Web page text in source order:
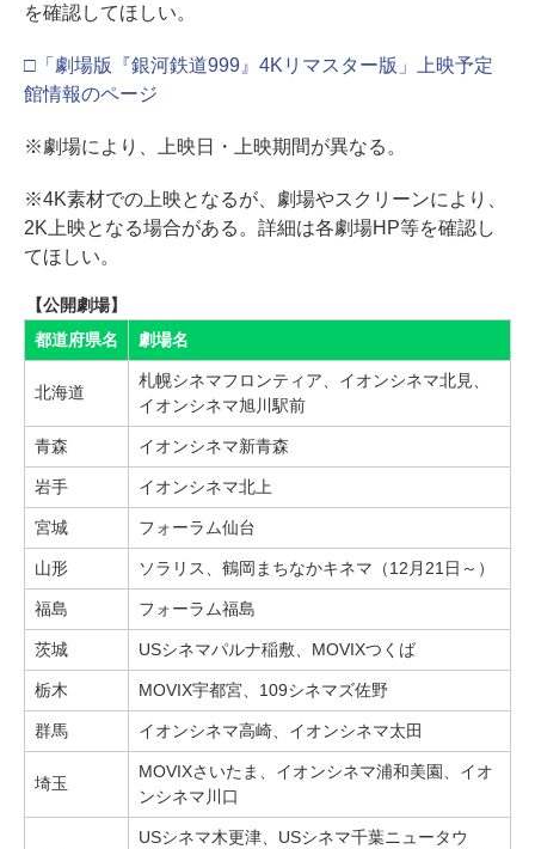
を確認してほしい。
□「劇場版『銀河鉄道999』4Kリマスター版」上映予定
館情報のページ
※劇場により、上映日・上映期間が異なる。
※4K素材での上映となるが、劇場やスクリーンにより、
2K上映となる場合がある。詳細は各劇場HP等を確認し
てほしい。
【公開劇場】
都道府県名
劇場名
北海道
札幌シネマフロンティア、イオンシネマ北見、
イオンシネマ旭川駅前
青森 イオンシネマ新青森
岩手 イオンシネマ北上
宮城 フォーラム仙台
山形 ソラリス、鶴岡まちなかキネマ（12月21日～）
福島 フォーラム福島
茨城 USシネマパルナ稲敷、MOVIXつくば
栃木 MOVIX宇都宮、109シネマズ佐野
群馬 イオンシネマ高崎、イオンシネマ太田
埼玉
MOVIXさいたま、イオンシネマ浦和美園、イオ
ンシネマ川口
USシネマ木更津、USシネマ千葉ニュータウ